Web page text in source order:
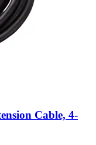
Cable, 4-​